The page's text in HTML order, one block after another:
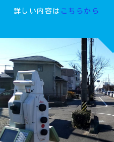
詳しい内容は こちらから